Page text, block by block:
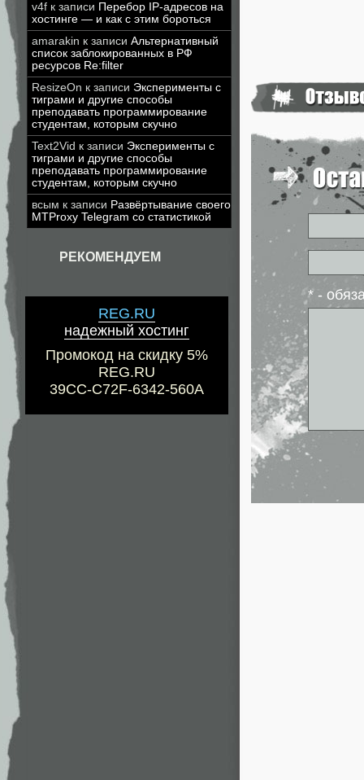
v4f к записи Перебор IP-адресов на
хостинге — и как с этим бороться
amarakin к записи Альтернативный
список заблокированных в РФ
ресурсов Re:filter
ResizeOn к записи Эксперименты с
тиграми и другие способы
преподавать программирование
студентам, которым скучно
Text2Vid к записи Эксперименты с
тиграми и другие способы
преподавать программирование
студентам, которым скучно
всым к записи Развёртывание своего
MTProxy Telegram со статистикой
РЕКОМЕНДУЕМ
REG.RU
надежный хостинг
Промокод на скидку 5%
REG.RU
39CC-C72F-6342-560A
* -